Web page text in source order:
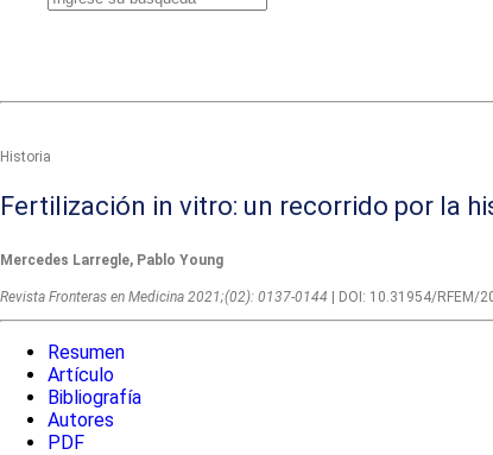
Historia
Fertilización in vitro: un recorrido por la
Mercedes Larregle, Pablo Young
Revista Fronteras en Medicina 2021;(02): 0137-0144 | DOI: 10.31954/RFEM/
Resumen
Artículo
Bibliografía
Autores
PDF